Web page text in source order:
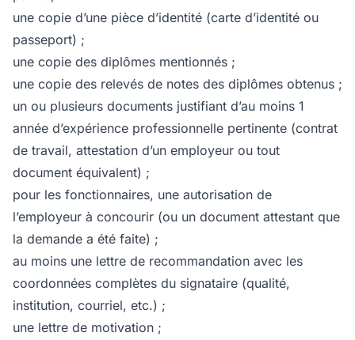
une copie d’une pièce d’identité (carte d’identité ou
passeport) ;
une copie des diplômes mentionnés ;
une copie des relevés de notes des diplômes obtenus ;
un ou plusieurs documents justifiant d’au moins 1
année d’expérience professionnelle pertinente (contrat
de travail, attestation d’un employeur ou tout
document équivalent) ;
pour les fonctionnaires, une autorisation de
l’employeur à concourir (ou un document attestant que
la demande a été faite) ;
au moins une lettre de recommandation avec les
coordonnées complètes du signataire (qualité,
institution, courriel, etc.) ;
une lettre de motivation ;